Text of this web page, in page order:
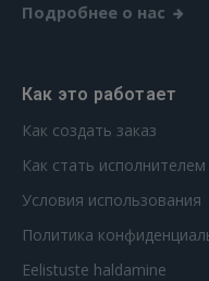
Ещё не
Подробнее о нас
Как это работает
Как создать заказ
Как стать исполнителем
Условия использования
Политика
Eelistuste haldamine